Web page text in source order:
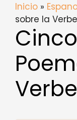
Inicio »
sobre la